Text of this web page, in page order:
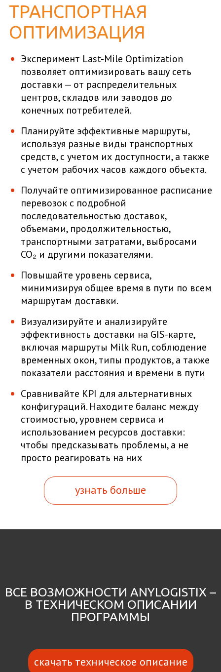
ТРАНСПОРТНАЯ
ОПТИМИЗАЦИЯ
Эксперимент Last-Mile Optimization
позволяет оптимизировать вашу сеть
доставки — от распределительных
центров, складов или заводов до
конечных потребителей.
Планируйте эффективные маршруты,
используя разные виды транспортных
средств, с учетом их доступности, а также
с учетом рабочих часов каждого объекта.
Получайте оптимизированное расписание
перевозок с подробной
последовательностью доставок,
объемами, продолжительностью,
транспортными затратами, выбросами
CO₂ и другими показателями.
Повышайте уровень сервиса,
минимизируя общее время в пути по всем
маршрутам доставки.
Визуализируйте и анализируйте
эффективность доставки на GIS-карте,
включая маршруты Milk Run, соблюдение
временных окон, типы продуктов, а также
показатели расстояния и времени в пути
Сравнивайте KPI для альтернативных
конфигураций. Находите баланс между
стоимостью, уровнем сервиса и
использованием ресурсов доставки:
чтобы предсказывать проблемы, а не
просто реагировать на них
узнать больше
ВСЕ ВОЗМОЖНОСТИ ANYLOGISTIX –
В ТЕХНИЧЕСКОМ ОПИСАНИИ
ПРОГРАММЫ
скачать техническое описание